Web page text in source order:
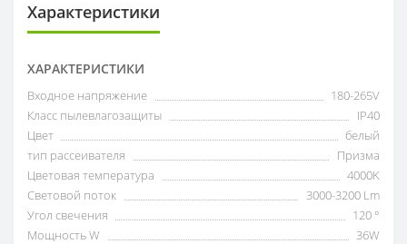
Характеристики
ХАРАКТЕРИСТИКИ
Входное напряжение
180-265V
Класс пылевлагозащиты
IP40
Цвет
белый
тип рассеивателя
Призма
Цветовая температура
4000K
Световой поток
3000-3200 Lm
Угол свечения
120 °
Мощность W
36W